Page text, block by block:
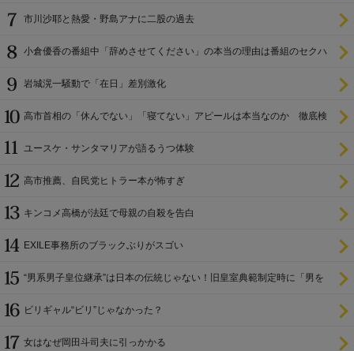
市川沙耶と熱愛・野島アナに二股の過去
小倉優香の番組中「辞めさせてください」の本当の理由は番組のセクハ
岩城滉一騒動で「在日」差別激化
高市首相の「休んでない」「寝てない」アピールは本当なのか 徹底検
ユースケ・サンタマリアが語るうつ体験
高市推薦、自民党ヒトラー本が怖すぎ
キンコメ高橋が法廷で母親の自殺を告白
EXILE事務所のブラックぶりがスゴい
“男系男子皇位継承”は日本の伝統じゃない！旧皇室典範制定時に「男を
ビリギャル“ビリ”じゃなかった？
女はなぜ岡田斗司夫に引っかかる